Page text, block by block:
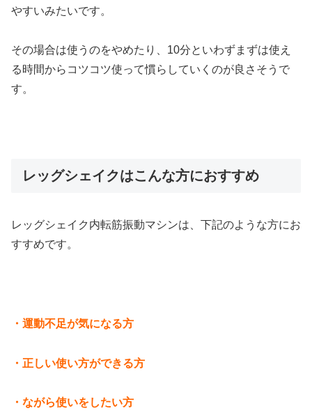
やすいみたいです。
その場合は使うのをやめたり、10分といわずまずは使え
る時間からコツコツ使って慣らしていくのが良さそうで
す。
レッグシェイクはこんな方におすすめ
レッグシェイク内転筋振動マシンは、下記のような方にお
すすめです。
・運動不足が気になる方
・正しい使い方ができる方
・ながら使いをしたい方